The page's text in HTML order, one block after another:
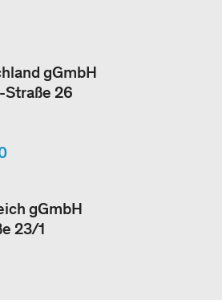
gGmbH
26
gGmbH
23/1